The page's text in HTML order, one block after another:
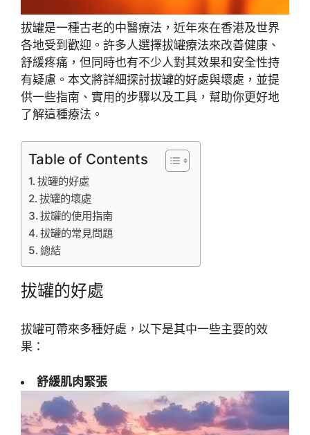
拔罐是一種古老的中醫療法，近年來在香港及世界
各地受到歡迎。許多人選擇拔罐療法來改善健康、
舒緩疼痛，但同時也有不少人對其效果和安全性持
有疑慮。本文將詳細探討拔罐的好處與壞處，並提
供一些指南、實用的步驟以及工具，幫助你更好地
了解這種療法。
Table of Contents
拔罐的好處
拔罐的壞處
拔罐的使用指南
拔罐的常見問題
總結
拔罐的好處
拔罐可帶來多種好處，以下是其中一些主要的效
果：
舒緩肌肉緊張